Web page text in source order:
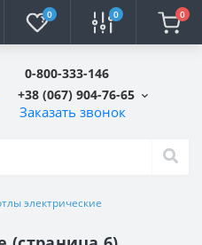
0 0 0
0-800-333-146
+38 (067) 904-76-65
Заказать звонок
электрические